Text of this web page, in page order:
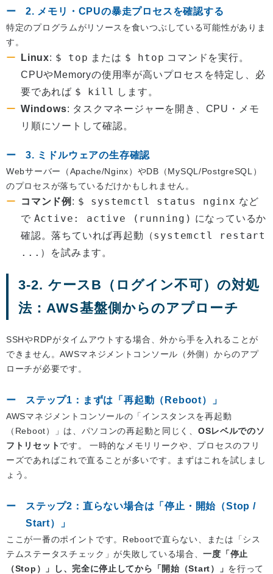
2. メモリ・CPUの暴走プロセスを確認する
特定のプログラムがリソースを食いつぶしている可能性がありま
す。
Linux: $ top または $ htop コマンドを実行。
CPUやMemoryの使用率が高いプロセスを特定し、必
要であれば $ kill します。
Windows: タスクマネージャーを開き、CPU・メモ
リ順にソートして確認。
3. ミドルウェアの生存確認
Webサーバー（Apache/Nginx）やDB（MySQL/PostgreSQL）
のプロセスが落ちているだけかもしれません。
コマンド例 : $ systemctl status nginx など
で Active: active (running) になっているか
確認。落ちていれば再起動
（systemctl restart
...）
を試みます。
3-2. ケースB（ログイン不可）の対処
法：AWS基盤側からのアプローチ
SSHやRDPがタイムアウトする場合、外から手を入れることが
できません。AWSマネジメントコンソール（外側）からのアプ
ローチが必要です。
ステップ1：まずは「再起動（Reboot）」
AWSマネジメントコンソールの「インスタンスを再起動
（Reboot）」は、パソコンの再起動と同じく、 OSレベルでのソ
フトリセットです。 一時的なメモリリークや、プロセスのフリ
ーズであればこれで直ることが多いです。まずはこれを試しまし
ょう。
ステップ2：直らない場合は「停止・開始（Stop /
Start）」
ここが一番のポイントです。Rebootで直らない、または「シス
テムステータスチェック」が失敗している場合、一度「停止
（Stop）」し、完全に停止してから「開始（Start）」 を行って